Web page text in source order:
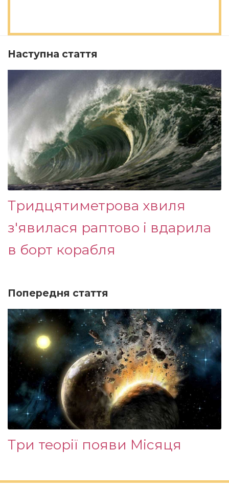
Наступна стаття
Тридцятиметрова хвиля
з'явилася раптово і вдарила
в борт корабля
Попередня стаття
Три теорії появи Місяця